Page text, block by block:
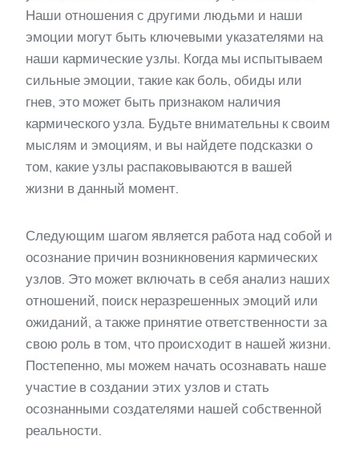
Наши отношения с другими людьми и наши
эмоции могут быть ключевыми указателями на
наши кармические узлы. Когда мы испытываем
сильные эмоции, такие как боль, обиды или
гнев, это может быть признаком наличия
кармического узла. Будьте внимательны к своим
мыслям и эмоциям, и вы найдете подсказки о
том, какие узлы распаковываются в вашей
жизни в данный момент.
Следующим шагом является работа над собой и
осознание причин возникновения кармических
узлов. Это может включать в себя анализ наших
отношений, поиск неразрешенных эмоций или
ожиданий, а также принятие ответственности за
свою роль в том, что происходит в нашей жизни.
Постепенно, мы можем начать осознавать наше
участие в создании этих узлов и стать
осознанными создателями нашей собственной
реальности.